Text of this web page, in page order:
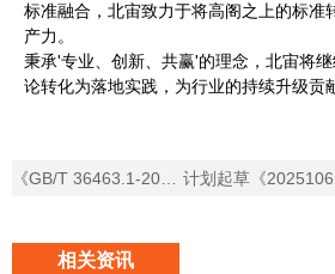
标准融合，北宙致力于将高阁之上的标准
产力。
秉承'专业、创新、共赢'的理念，北宙将
论转化为落地实践，为行业的持续升级贡
相关资讯